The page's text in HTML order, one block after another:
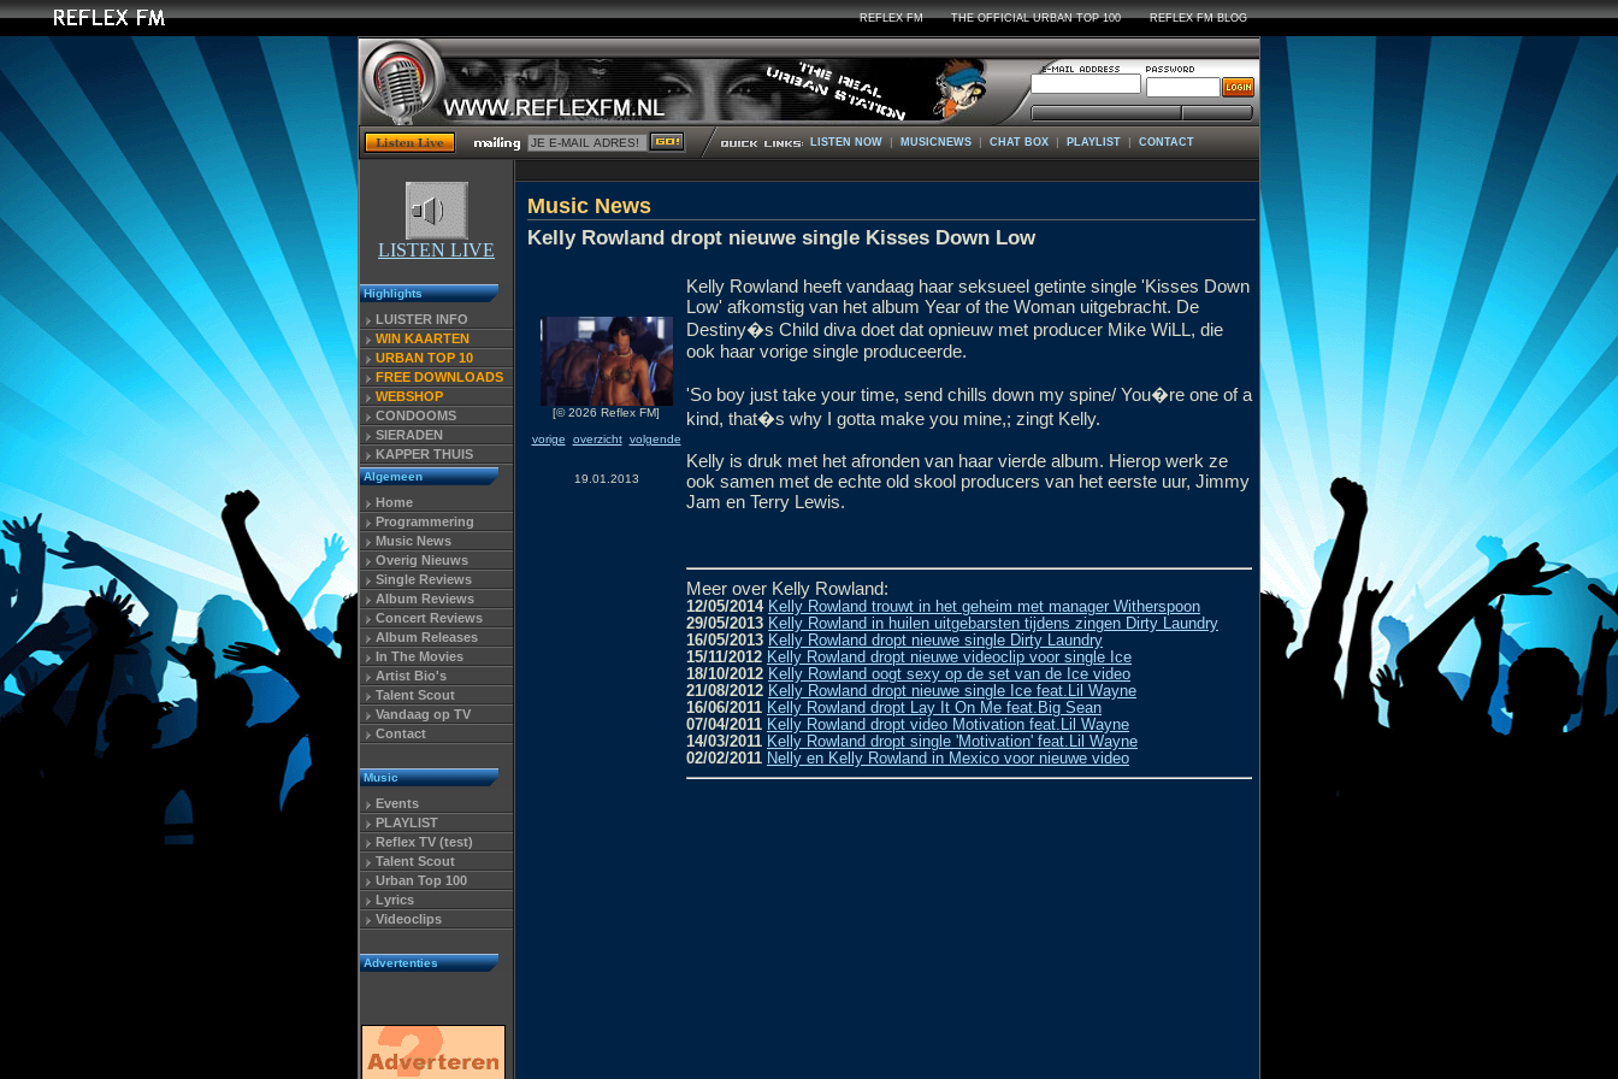
REFLEX FM THE OFFICIAL URBAN TOP 100 REFLEX FM BLOG
LISTEN NOW | MUSICNEWS | CHAT BOX | PLAYLIST | CONTACT
LISTEN LIVE
Highlights
LUISTER INFO
WIN KAARTEN
URBAN TOP 10
FREE DOWNLOADS
WEBSHOP
CONDOOMS
SIERADEN
KAPPER THUIS
Algemeen
Home
Programmering
Music News
Overig Nieuws
Single Reviews
Album Reviews
Concert Reviews
Album Releases
In The Movies
Artist Bio's
Talent Scout
Vandaag op TV
Contact
Music
Events
PLAYLIST
Reflex TV (test)
Talent Scout
Urban Top 100
Lyrics
Videoclips
Advertenties
Music News
Kelly Rowland dropt nieuwe single Kisses Down Low
[© 2026 Reflex FM]
vorige
overzicht volgende
19.01.2013
Kelly Rowland heeft vandaag haar seksueel getinte single 'Kisses Down
Low' afkomstig van het album Year of the Woman uitgebracht. De
Destiny�s Child diva doet dat opnieuw met producer Mike WiLL, die
ook haar vorige single produceerde.
'So boy just take your time, send chills down my spine/ You�re one of a
kind, that�s why I gotta make you mine,; zingt Kelly.
Kelly is druk met het afronden van haar vierde album. Hierop werk ze
ook samen met de echte old skool producers van het eerste uur, Jimmy
Jam en Terry Lewis.
Meer over Kelly Rowland:
12/05/2014 Kelly Rowland trouwt in het geheim met manager Witherspoon
29/05/2013 Kelly Rowland in huilen uitgebarsten tijdens zingen Dirty Laundry
16/05/2013 Kelly Rowland dropt nieuwe single Dirty Laundry
15/11/2012 Kelly Rowland dropt nieuwe videoclip voor single Ice
18/10/2012 Kelly Rowland oogt sexy op de set van de Ice video
21/08/2012 Kelly Rowland dropt nieuwe single Ice feat.Lil Wayne
16/06/2011 Kelly Rowland dropt Lay It On Me feat.Big Sean
07/04/2011 Kelly Rowland dropt video Motivation feat.Lil Wayne
14/03/2011 Kelly Rowland dropt single 'Motivation' feat.Lil Wayne
02/02/2011 Nelly en Kelly Rowland in Mexico voor nieuwe video